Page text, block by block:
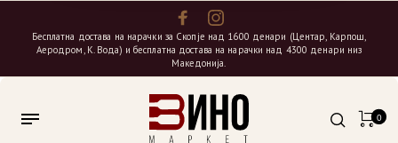
Бесплатна достава на нарачки за Скопје над 1600 денари (Центар, Карпош,
Аеродром, К. Вода) и бесплатна достава на нарачки над 4300 денари низ
Македонија.
0